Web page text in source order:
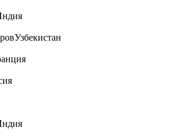
Узбекистан